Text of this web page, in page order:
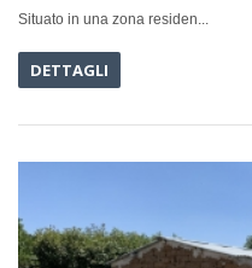
Situato in una zona residen...
DETTAGLI